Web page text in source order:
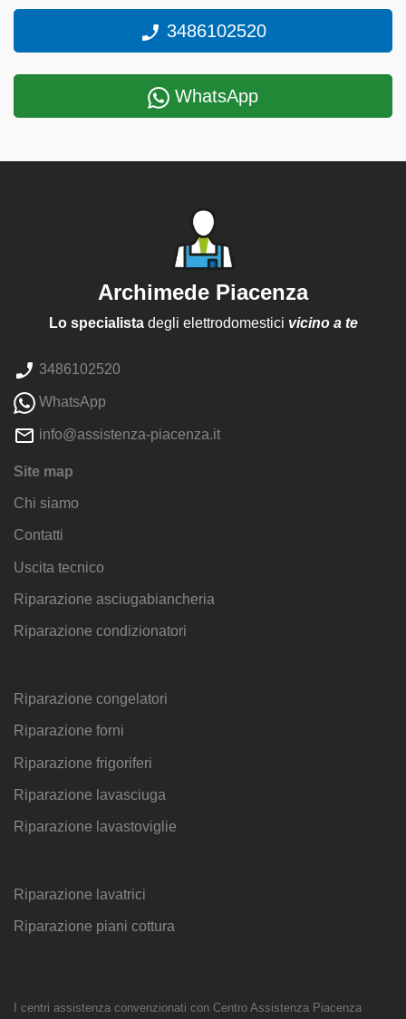
3486102520
WhatsApp
Archimede Piacenza
Lo specialistadegli elettrodomestici vicino a te
3486102520
WhatsApp
info@assistenza-piacenza.it
Site map
Chi siamo
Contatti
Uscita tecnico
Riparazione asciugabiancheria
Riparazione condizionatori
Riparazione congelatori
Riparazione forni
Riparazione frigoriferi
Riparazione lavasciuga
Riparazione lavastoviglie
Riparazione lavatrici
Riparazione piani cottura
I centri assistenza convenzionati con Centro Assistenza Piacenza